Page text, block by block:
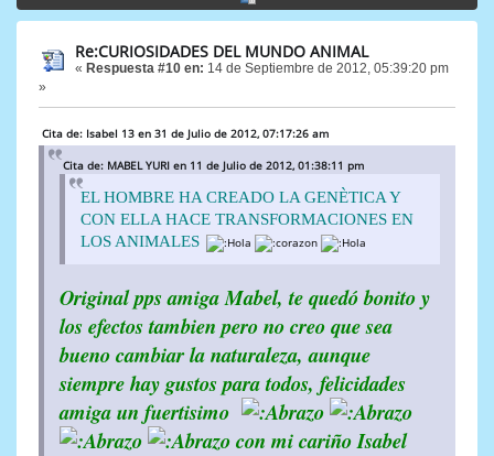
Re:CURIOSIDADES DEL MUNDO ANIMAL
« Respuesta #10 en: 14 de Septiembre de 2012, 05:39:20 pm
»
Cita de: Isabel 13 en 31 de Julio de 2012, 07:17:26 am
Cita de: MABEL YURI en 11 de Julio de 2012, 01:38:11 pm
EL HOMBRE HA CREADO LA GENÈTICA Y
CON ELLA HACE TRANSFORMACIONES EN
LOS ANIMALES
Original pps amiga Mabel, te quedó bonito y
los efectos tambien pero no creo que sea
bueno cambiar la naturaleza, aunque
siempre hay gustos para todos, felicidades
amiga un fuertisimo
con mi cariño Isabel